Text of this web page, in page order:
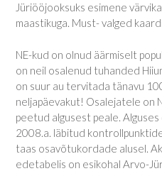
Jüriööjooksuks esimene
maastikuga. Must- valged
NE-kud on olnud äärmiselt
on neil osalenud tuhanded
on suur au tervitada tänavu
neljapäevakut! Osalejatele on
peetud algusest peale.
2008.a. läbitud
taas osavõtukordade alusel.
edetabelis on esikohal Arvo-